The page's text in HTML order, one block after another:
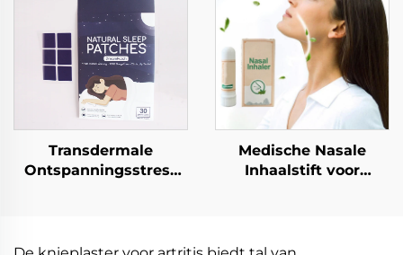
ademhaling neus
strips
Kniespierplaster voor
Pijnbestrijding
Transdermale
Ontspanningsstress
Natuurlijke
Medische Nasale
Inhaalstift voor
Vernieuwende Stift